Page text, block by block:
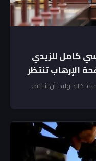
كامل للزيدي
الإرهاب تنتظر
خالد وليد، أن ائتلاف